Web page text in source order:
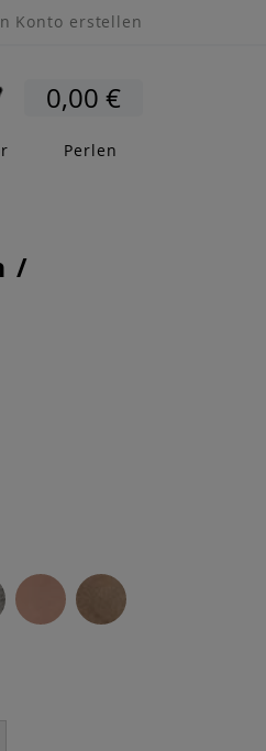
Konto erstellen
Warenkorb
0,00 €
Perlen
/